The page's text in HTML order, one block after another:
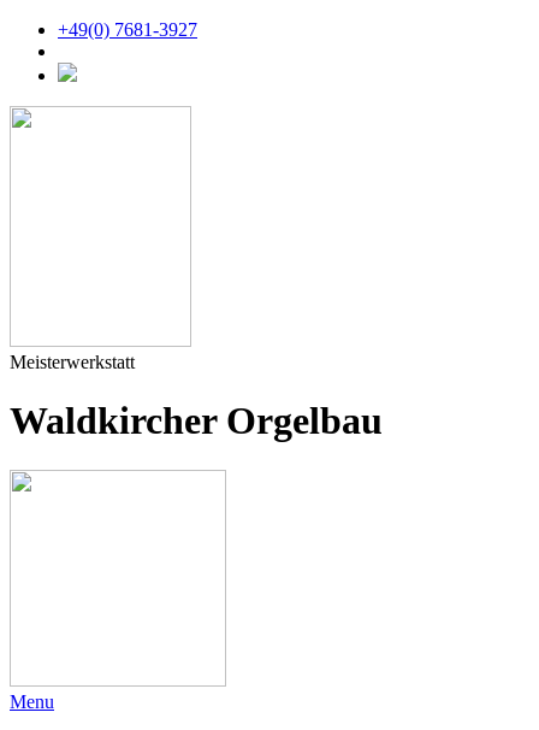
+49(0) 7681-3927
Meisterwerkstatt
Waldkircher Orgelbau
Menu